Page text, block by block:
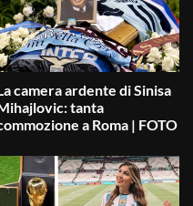
camera ardente di Sinisa
tanta
a Roma | FOTO